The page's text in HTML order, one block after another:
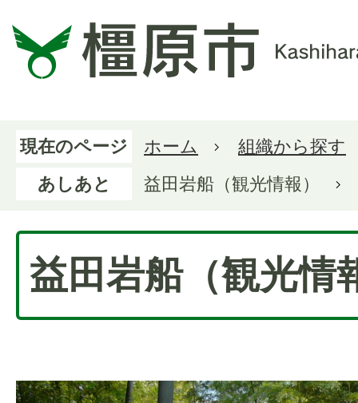
現在のページ ホーム
組織から探す
あしあと
益田岩船（観光情報）
益田岩船（観光情